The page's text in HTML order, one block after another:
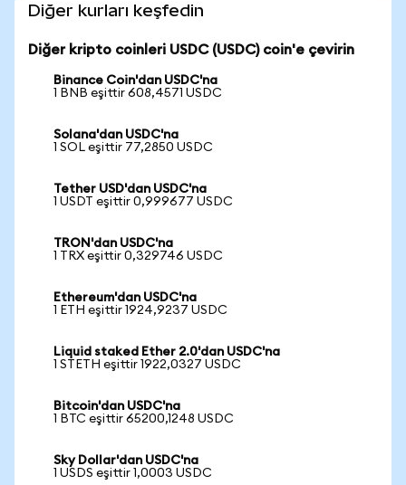
Diğer kurları keşfedin
Diğer kripto coinleri USDC (USDC) coin'e çevirin
Binance Coin'dan USDC'na
1 BNB eşittir 608,4571 USDC
Solana'dan USDC'na
1 SOL eşittir 77,2850 USDC
Tether USD'dan USDC'na
1 USDT eşittir 0,999677 USDC
TRON'dan USDC'na
1 TRX eşittir 0,329746 USDC
Ethereum'dan USDC'na
1 ETH eşittir 1924,9237 USDC
Liquid staked Ether 2.0'dan USDC'na
1 STETH eşittir 1922,0327 USDC
Bitcoin'dan USDC'na
1 BTC eşittir 65200,1248 USDC
Sky Dollar'dan USDC'na
1 USDS eşittir 1,0003 USDC